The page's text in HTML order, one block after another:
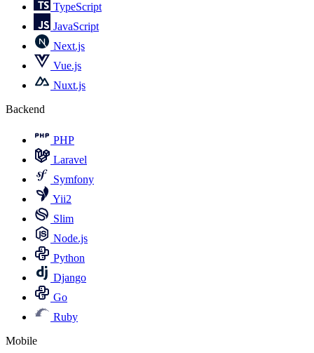
TypeScript
JavaScript
Next.js
Vue.js
Nuxt.js
Backend
PHP
Laravel
Symfony
Yii2
Slim
Node.js
Python
Django
Go
Ruby
Mobile